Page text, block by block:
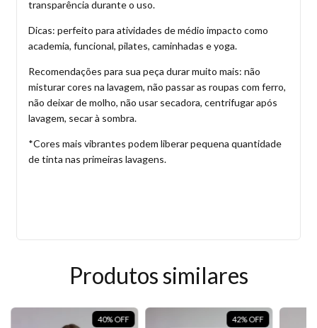
transparência durante o uso.
Dicas: perfeito para atividades de médio impacto como
academia, funcional, pilates, caminhadas e yoga.
Recomendações para sua peça durar muito mais: não
misturar cores na lavagem, não passar as roupas com ferro,
não deixar de molho, não usar secadora, centrifugar após
lavagem, secar à sombra.
*Cores mais vibrantes podem liberar pequena quantidade
de tinta nas primeiras lavagens.
Produtos similares
40%OFF 42%OFF